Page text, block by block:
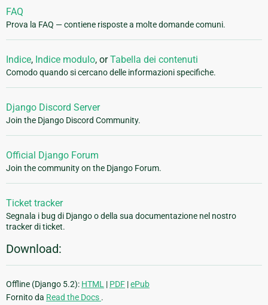
FAQ
Prova la FAQ — contiene risposte a molte domande comuni.
Indice, Indice modulo, orTabella dei contenuti
Comodo quando si cercano delle informazioni specifiche.
Django Discord Server
Join the Django Discord Community.
Official Django Forum
Join the community on the Django Forum.
Ticket tracker
Segnala i bug di Django o della sua documentazione nel nostro
tracker di ticket.
Download:
Offline (Django 5.2): HTML | PDF |ePub
Fornito da Read the Docs .